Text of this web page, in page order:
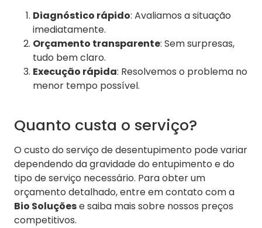
Diagnóstico rápido: Avaliamos a situação
imediatamente.
Orçamento transparente: Sem surpresas,
tudo bem claro.
Execução rápida: Resolvemos o problema no
menor tempo possível.
Quanto custa o serviço?
O custo do serviço de desentupimento pode variar
dependendo da gravidade do entupimento e do
tipo de serviço necessário. Para obter um
orçamento detalhado, entre em contato com a
Bio Soluçõese saiba mais sobre nossos preços
competitivos.